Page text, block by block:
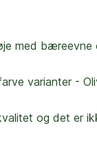
med bæreevne
varianter -
og det er